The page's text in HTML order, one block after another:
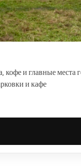
и главные места
и кафе